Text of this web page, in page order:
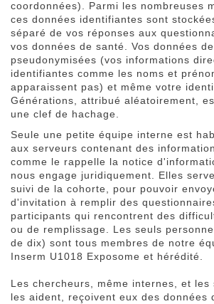
coordonnées). Parmi les nombreuses
ces données identifiantes sont
séparé de vos réponses aux
vos données de santé. Vos données
pseudonymisées (vos informations
identifiantes comme les noms et
apparaissent pas) et même votre
Générations, attribué aléatoirement,
une clef de hachage.
Seule une petite équipe interne est
aux serveurs contenant des
comme le rappelle la notice
nous engage juridiquement. Elles
suivi de la cohorte, pour pouvoir
d'invitation à remplir des
participants qui rencontrent des
ou de remplissage. Les seuls
de dix) sont tous membres de notre
Inserm U1018 Exposome et hérédité.
Les chercheurs, même internes, et les
les aident, reçoivent eux des données